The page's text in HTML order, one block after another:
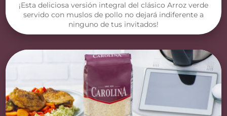
¡Esta deliciosa versión integral del clásico Arroz verde
servido con muslos de pollo no dejará indiferente a
ninguno de tus invitados!